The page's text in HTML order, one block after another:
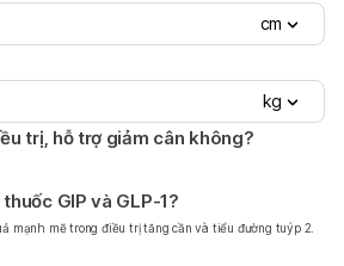
cm
kg
trị, hỗ trợ giảm cân không?
GIP và GLP-1?
mạnh mẽ trong điều trị tăng cần và tiểu đường tuýp 2.